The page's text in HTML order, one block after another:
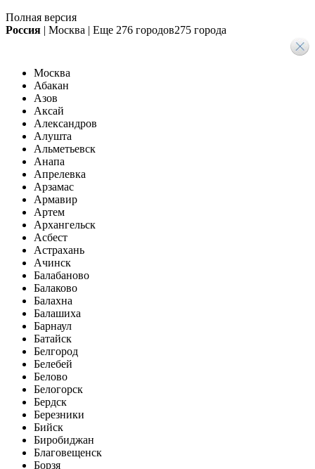
Полная версия
Россия | Москва | Еще 276 городов275 города
Москва
Абакан
Азов
Аксай
Александров
Алушта
Альметьевск
Анапа
Апрелевка
Арзамас
Армавир
Артем
Архангельск
Асбест
Астрахань
Ачинск
Балабаново
Балаково
Балахна
Балашиха
Барнаул
Батайск
Белгород
Белебей
Белово
Белогорск
Бердск
Березники
Бийск
Биробиджан
Благовещенск
Борзя